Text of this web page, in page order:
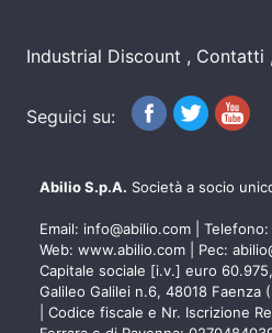
Industrial Discount Contatti
Seguici su:
Abilio S.p.A. Società a socio
Email: info@abilio.com | Telefono:
Web: www.abilio.com | Pec:
Capitale sociale [i.v.] euro
Galileo Galilei n.6, 48018 Faenza
| Codice fiscale e Nr. Iscrizione